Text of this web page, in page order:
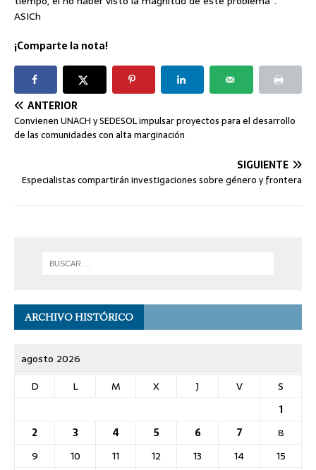
ASICh
¡Comparte la nota!
ANTERIOR
Convienen UNACH y SEDESOL impulsar proyectos para el desarrollo
de las comunidades con alta marginación
SIGUIENTE
Especialistas compartirán investigaciones sobre género y frontera
ARCHIVO HISTÓRICO
agosto 2026
D
L M X J V
S
1
2
3 4 5 6 7
8
9
10 11 12 13 14
15